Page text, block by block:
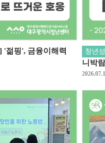
'젊핑', 금융이해력
청년
니박